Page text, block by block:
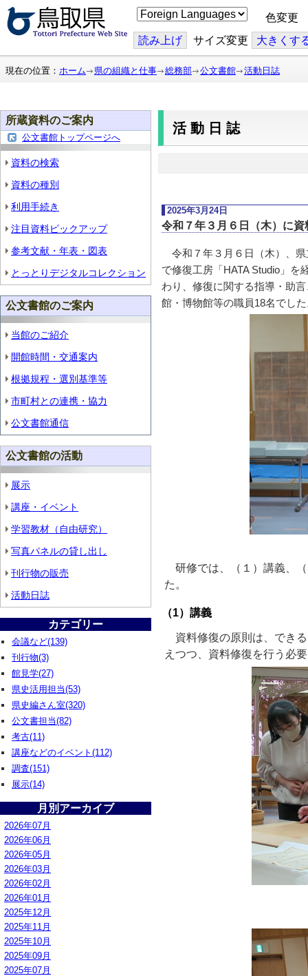
こ
の
ジ
を
翻
色変更
読み上げ
サイズ変更 大きくす
現在の位置： ホーム 県の組織と仕事 総務部 公文書館 活動日誌
所蔵資料のご案内
公文書館トップページへ
資料の検索
資料の種別
利用手続き
注目資料ピックアップ
参考文献・年表・図表
とっとりデジタルコレクション
公文書館のご案内
当館のご紹介
開館時間・交通案内
根拠規程・選別基準等
市町村との連携・協力
公文書館通信
公文書館の活動
展示
講座・イベント
学習教材（自由研究）
写真パネルの貸し出し
刊行物の販売
活動日誌
カテゴリー
会議など(139)
刊行物(3)
館見学(27)
県史活用担当(53)
県史編さん室(320)
公文書担当(82)
考古(11)
講座などのイベント(112)
調査(151)
展示(14)
月別アーカイブ
2026年07月
2026年06月
2026年05月
2026年03月
2026年02月
2026年01月
2025年12月
2025年11月
2025年10月
2025年09月
2025年07月
活動日誌
2025年3月24日
令和７年３月６日（木）に
令和７年３月６日（木）、県
で修復工房「HATA Studio」
わり、修復に関する指導・助
館・博物館等の職員18名でし
研修では、（１）講義、
た。
（1）講義
資料修復の原則は、でき
えつつ、資料修復を行う必